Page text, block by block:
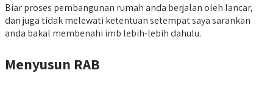
Biar proses pembangunan rumah anda berjalan oleh lancar,
dan juga tidak melewati ketentuan setempat saya sarankan
anda bakal membenahi imb lebih-lebih dahulu.
Menyusun RAB